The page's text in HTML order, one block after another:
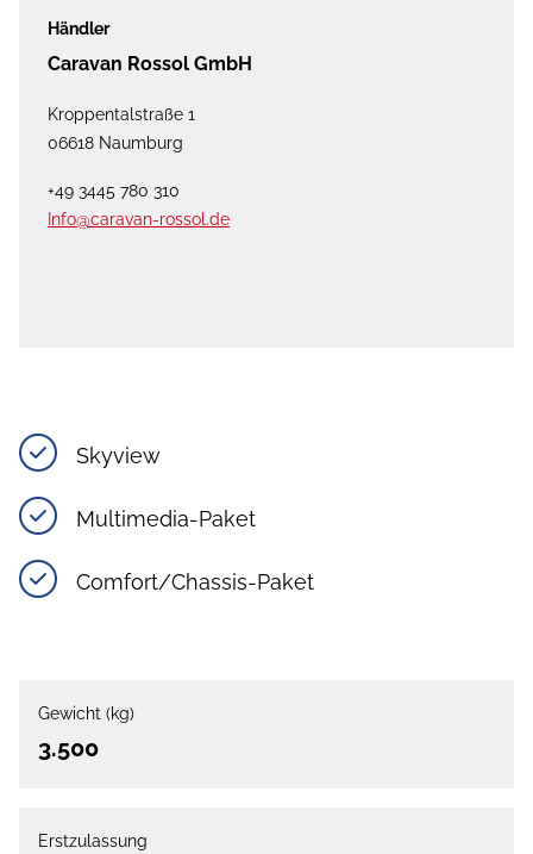
Händler
Caravan Rossol GmbH
Kroppentalstraße 1
06618 Naumburg
+49 3445 780 310
Info@caravan-rossol.de
Skyview
Multimedia-Paket
Comfort/Chassis-Paket
Gewicht (kg)
3.500
Erstzulassung